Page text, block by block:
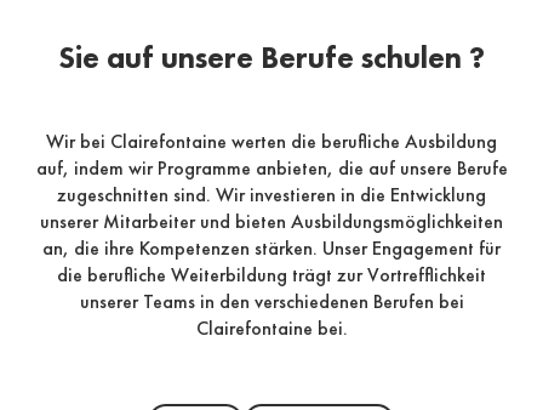
Sie auf unsere Berufe schulen ?
Wir bei Clairefontaine werten die berufliche Ausbildung
auf, indem wir Programme anbieten, die auf unsere Berufe
zugeschnitten sind. Wir investieren in die Entwicklung
unserer Mitarbeiter und bieten Ausbildungsmöglichkeiten
an, die ihre Kompetenzen stärken. Unser Engagement für
die berufliche Weiterbildung trägt zur Vortrefflichkeit
unserer Teams in den verschiedenen Berufen bei
Clairefontaine bei.